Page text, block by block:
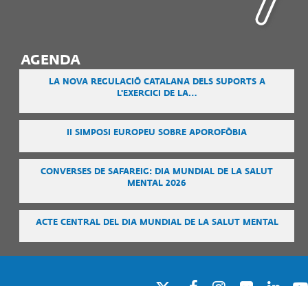
AGENDA
LA NOVA REGULACIÓ CATALANA DELS SUPORTS A
L'EXERCICI DE LA…
II SIMPOSI EUROPEU SOBRE APOROFÒBIA
CONVERSES DE SAFAREIG: DIA MUNDIAL DE LA SALUT
MENTAL 2026
ACTE CENTRAL DEL DIA MUNDIAL DE LA SALUT MENTAL